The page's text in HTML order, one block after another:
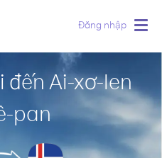
Đăng nhập
đến Ai-xơ-len
pan